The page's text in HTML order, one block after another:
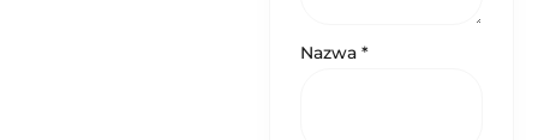
Nazwa *